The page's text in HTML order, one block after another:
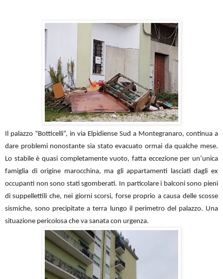
Il palazzo “Botticelli”, in via Elpidiense Sud a Montegranaro, continua a
dare problemi nonostante sia stato evacuato ormai da qualche mese.
Lo stabile è quasi completamente vuoto, fatta eccezione per un’unica
famiglia di origine marocchina, ma gli appartamenti lasciati dagli ex
occupanti non sono stati sgomberati. In particolare i balconi sono pieni
di suppellettili che, nei giorni scorsi, forse proprio a causa delle scosse
sismiche, sono precipitate a terra lungo il perimetro del palazzo. Una
situazione pericolosa che va sanata con urgenza.